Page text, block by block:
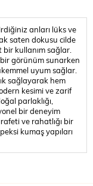
anları lüks ve
saten dokusu cilde
kullanım sağlar.
görünüm sunarken
uyum sağlar.
sağlayarak hem
kesimi ve zarif
parlaklığı,
bir deneyim
ve rahatlığı bir
kumaş yapıları